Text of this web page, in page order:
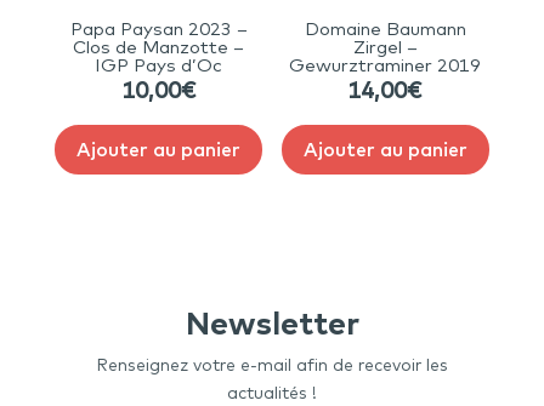
Papa Paysan 2023 –
Clos de Manzotte –
IGP Pays d’Oc
10,00€
Ajouter au panier
Domaine Baumann
Zirgel –
Gewurztraminer 2019
14,00€
Ajouter au panier
Newsletter
Renseignez votre e-mail afin de recevoir les
actualités !